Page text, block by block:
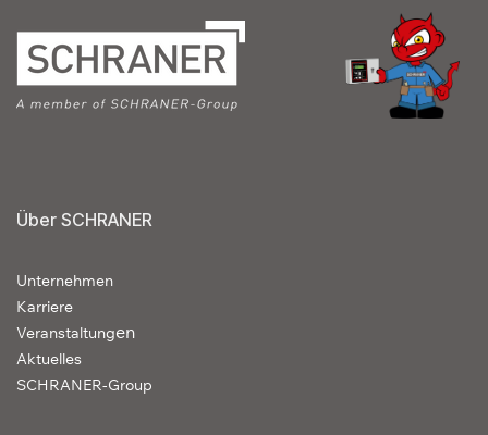
Über SCHRANER
Unternehmen
Karriere
Veranstaltungen
Aktuelles
SCHRANER-Group